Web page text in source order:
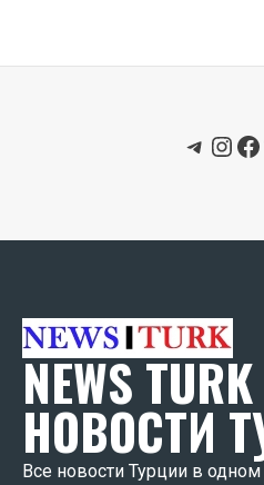
NEWS
НОВОСТИ
Все новости Турции в одном